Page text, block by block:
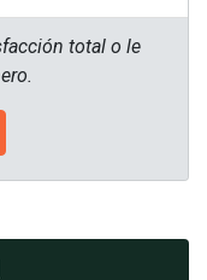
total o le